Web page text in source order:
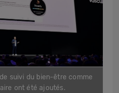
suivi du bien-être comme
ont été ajoutés.